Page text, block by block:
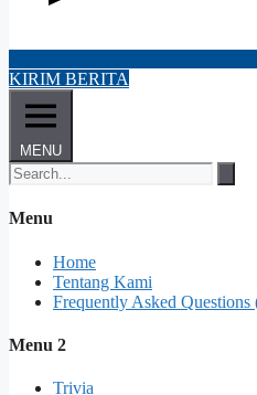
KIRIM BERITA
MENU
Menu
Home
Tentang Kami
Frequently Asked
Menu 2
Trivia